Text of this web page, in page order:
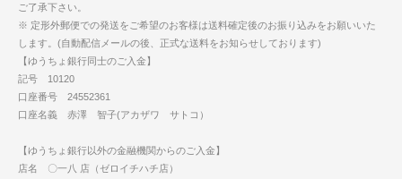
ご了承下さい。
※ 定形外郵便での発送をご希望のお客様は送料確定後のお振り込みをお願いいた
します。(自動配信メールの後、正式な送料をお知らせしております)
【ゆうちょ銀行同士のご入金】
記号 10120
口座番号 24552361
口座名義 赤澤 智子(アカザワ サトコ）
【ゆうちょ銀行以外の金融機関からのご入金】
店名 〇一八 店（ゼロイチハチ店）